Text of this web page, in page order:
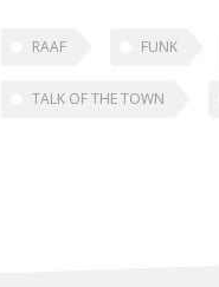
RAAF FUNK
TALK OF THE TOWN